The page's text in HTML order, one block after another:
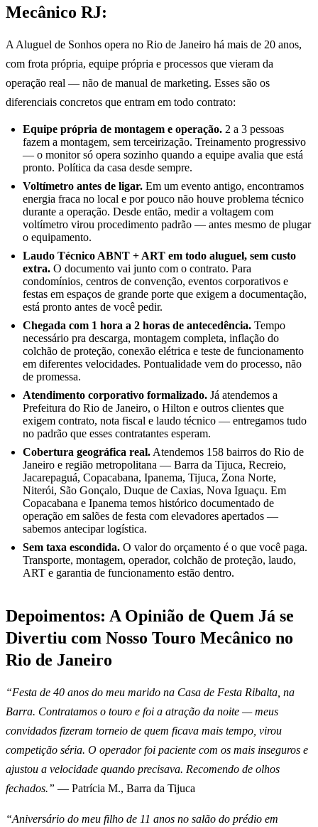
Mecânico RJ:
A Aluguel de Sonhos opera no Rio de Janeiro há mais de 20 anos,
com frota própria, equipe própria e processos que vieram da
operação real — não de manual de marketing. Esses são os
diferenciais concretos que entram em todo contrato:
Equipe própria de montagem e operação. 2 a 3 pessoas
fazem a montagem, sem terceirização. Treinamento progressivo
— o monitor só opera sozinho quando a equipe avalia que está
pronto. Política da casa desde sempre.
Voltímetro antes de ligar. Em um evento antigo, encontramos
energia fraca no local e por pouco não houve problema técnico
durante a operação. Desde então, medir a voltagem com
voltímetro virou procedimento padrão — antes mesmo de plugar
o equipamento.
Laudo Técnico ABNT + ART em todo aluguel, sem custo
extra. O documento vai junto com o contrato. Para
condomínios, centros de convenção, eventos corporativos e
festas em espaços de grande porte que exigem a documentação,
está pronto antes de você pedir.
Chegada com 1 hora a 2 horas de antecedência. Tempo
necessário pra descarga, montagem completa, inflação do
colchão de proteção, conexão elétrica e teste de funcionamento
em diferentes velocidades. Pontualidade vem do processo, não
de promessa.
Atendimento corporativo formalizado. Já atendemos a
Prefeitura do Rio de Janeiro, o Hilton e outros clientes que
exigem contrato, nota fiscal e laudo técnico — entregamos tudo
no padrão que esses contratantes esperam.
Cobertura geográfica real. Atendemos 158 bairros do Rio de
Janeiro e região metropolitana — Barra da Tijuca, Recreio,
Jacarepaguá, Copacabana, Ipanema, Tijuca, Zona Norte,
Niterói, São Gonçalo, Duque de Caxias, Nova Iguaçu. Em
Copacabana e Ipanema temos histórico documentado de
operação em salões de festa com elevadores apertados —
sabemos antecipar logística.
Sem taxa escondida. O valor do orçamento é o que você paga.
Transporte, montagem, operador, colchão de proteção, laudo,
ART e garantia de funcionamento estão dentro.
Depoimentos: A Opinião de Quem Já se
Divertiu com Nosso Touro Mecânico no
Rio de Janeiro
“Festa de 40 anos do meu marido na Casa de Festa Ribalta, na
Barra. Contratamos o touro e foi a atração da noite — meus
convidados fizeram torneio de quem ficava mais tempo, virou
competição séria. O operador foi paciente com os mais inseguros e
ajustou a velocidade quando precisava. Recomendo de olhos
fechados.” — Patrícia M., Barra da Tijuca
“Aniversário do meu filho de 11 anos no salão do prédio em